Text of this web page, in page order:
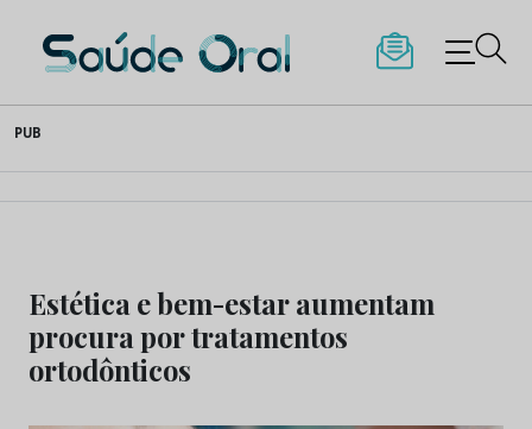
to
content
Saúde Oral
PUB
Estética e bem-estar aumentam
procura por tratamentos
ortodônticos